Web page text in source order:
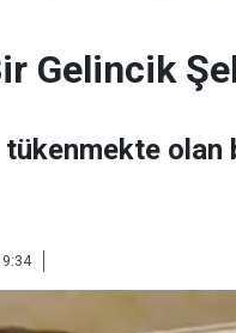
Gelincik
tükenmekte